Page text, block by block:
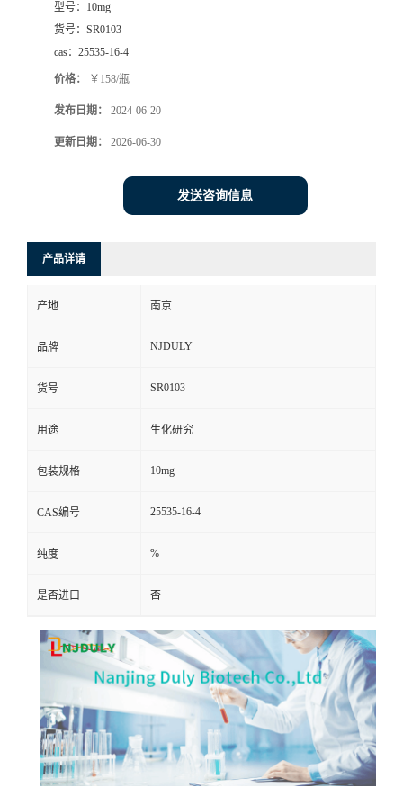
型号： 10mg
货号： SR0103
cas： 25535-16-4
价格： ￥158/瓶
发布日期： 2024-06-20
更新日期： 2026-06-30
发送咨询信息
产品详请
产地 南京
品牌 NJDULY
货号 SR0103
用途 生化研究
包装规格 10mg
CAS编号 25535-16-4
纯度 %
是否进口 否